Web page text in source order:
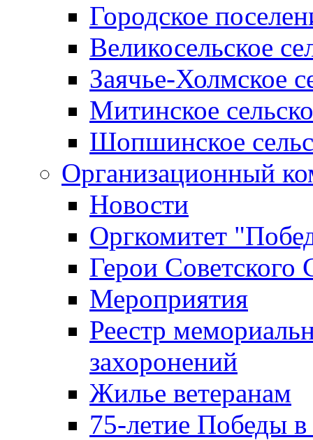
Городское
Великосельское
Заячье-Холмское
Митинское
Шопшинское
Организационный
Новости
Оргкомитет
Герои Советского
Мероприятия
Реестр
захоронений
Жилье ветеранам
75-летие Победы